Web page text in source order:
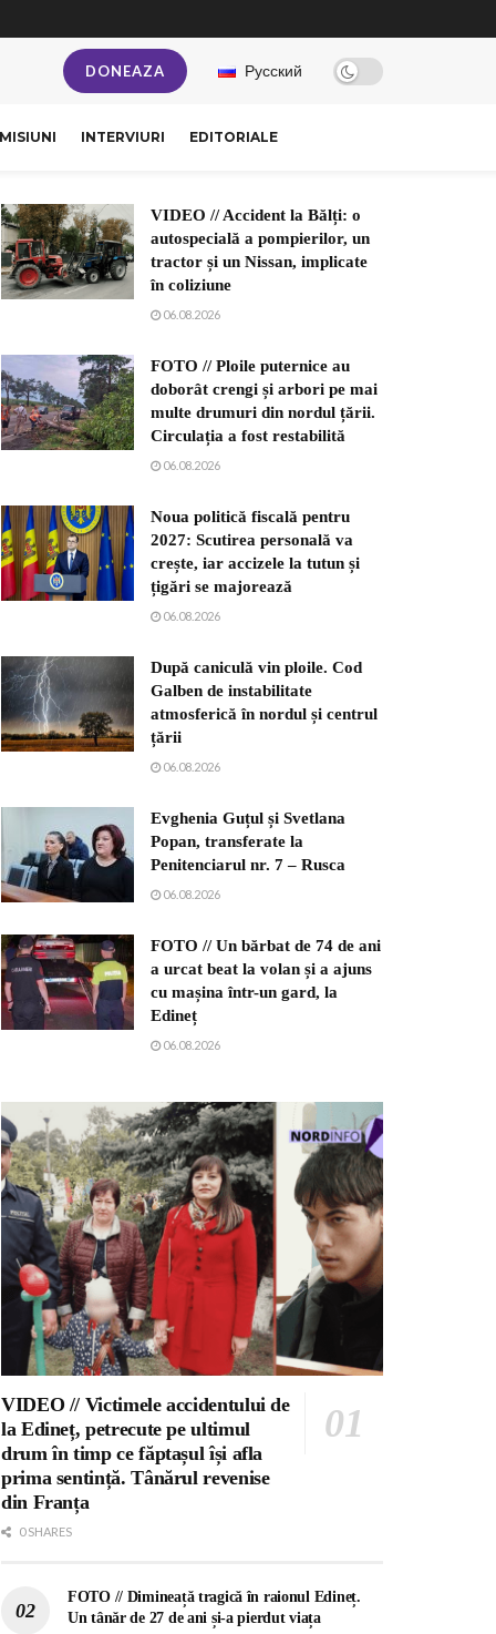
DONEAZA Русский
INTERVIURI EDITORIALE
VIDEO // Accident la Bălți: o
autospecială a pompierilor, un
tractor și un Nissan, implicate
în coliziune
06.08.2026
FOTO // Ploile puternice au
doborât crengi și arbori pe mai
multe drumuri din nordul țării.
Circulația a fost restabilită
06.08.2026
Noua politică fiscală pentru
2027: Scutirea personală va
crește, iar accizele la tutun și
țigări se majorează
06.08.2026
După caniculă vin ploile. Cod
Galben de instabilitate
atmosferică în nordul și centrul
țării
06.08.2026
Evghenia Guțul și Svetlana
Popan, transferate la
Penitenciarul nr. 7 – Rusca
06.08.2026
FOTO // Un bărbat de 74 de ani
a urcat beat la volan și a ajuns
cu mașina într-un gard, la
Edineț
06.08.2026
VIDEO // Victimele accidentului de
la Edineț, petrecute pe ultimul
drum în timp ce făptașul își afla
prima sentință. Tânărul revenise
din Franța
0 SHARES
FOTO // Dimineață tragică în raionul Edineț.
Un tânăr de 27 de ani și-a pierdut viața